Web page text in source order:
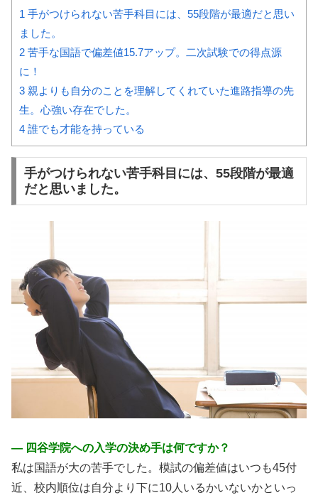
1 手がつけられない苦手科目には、55段階が最適だと思い
ました。
2 苦手な国語で偏差値15.7アップ。二次試験での得点源
に！
3 親よりも自分のことを理解してくれていた進路指導の先
生。心強い存在でした。
4 誰でも才能を持っている
手がつけられない苦手科目には、55段階が最適
だと思いました。
― 四谷学院への入学の決め手は何ですか？
私は国語が大の苦手でした。模試の偏差値はいつも45付
近、校内順位は自分より下に10人いるかいないかといっ